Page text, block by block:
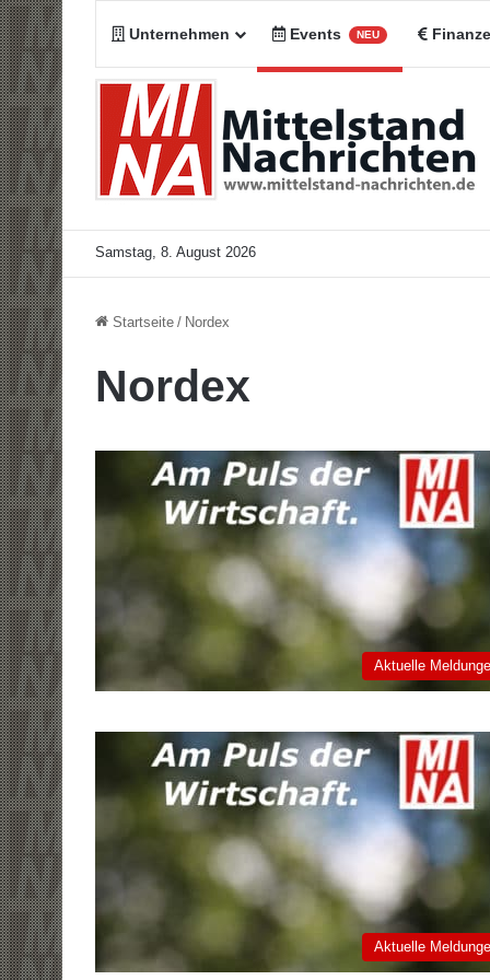
Unternehmen Events NEU
Samstag, 8. August 2026
Startseite / Nordex
Nordex
Aktuelle
Aktuelle